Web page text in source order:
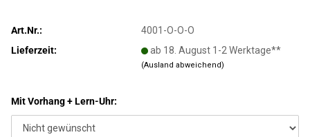
Art.Nr.:
4001-O-O-O
Lieferzeit:
ab 18. August 1-2 Werktage**
(Ausland abweichend)
Mit Vorhang + Lern-Uhr: